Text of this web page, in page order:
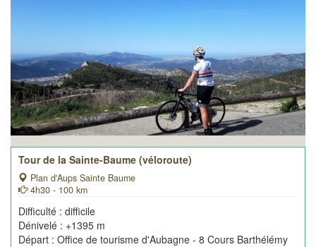
Tour de la Sainte-Baume (véloroute)
Plan d'Aups Sainte Baume
4h30 - 100 km
Difficulté : difficile
Dénivelé : +1395 m
Départ : Office de tourisme d'Aubagne - 8 Cours Barthélémy